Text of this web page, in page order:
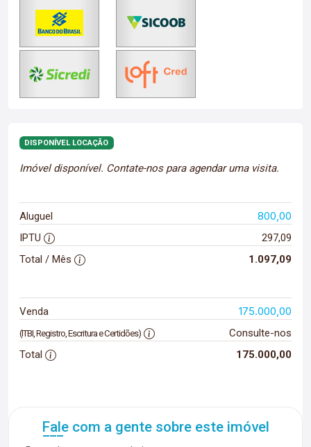
DISPONÍVEL LOCAÇÃO
Imóvel disponível. Contate-nos para agendar uma visita.
Aluguel 800,00
IPTU
297,09
Total / Mês
1.097,09
Venda 175.000,00
(ITBI, Registro, Escritura e Certidões)
Consulte-nos
Total
175.000,00
Fale com a gente sobre este imóvel